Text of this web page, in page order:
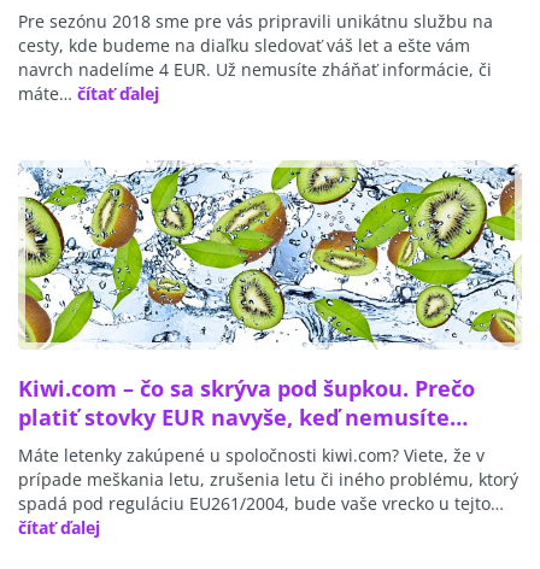
Pre sezónu 2018 sme pre vás pripravili unikátnu službu na
cesty, kde budeme na diaľku sledovať váš let a ešte vám
navrch nadelíme 4 EUR. Už nemusíte zháňať informácie, či
máte… čítať ďalej
Kiwi.com – čo sa skrýva pod šupkou. Prečo
platiť stovky EUR navyše, keď nemusíte…
Máte letenky zakúpené u spoločnosti kiwi.com? Viete, že v
prípade meškania letu, zrušenia letu či iného problému, ktorý
spadá pod reguláciu EU261/2004, bude vaše vrecko u tejto…
čítať ďalej